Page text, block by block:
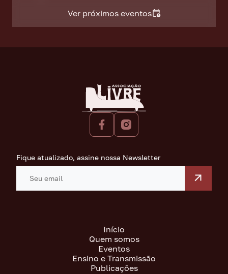
Ver próximos eventos
Fique atualizado, assine nossa Newsletter
Início
Quem somos
Eventos
Ensino e Transmissão
Publicações